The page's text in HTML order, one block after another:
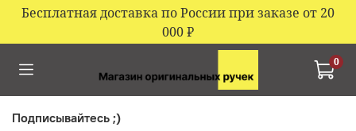
Бесплатная доставка по России при заказе от 20
000₽
0
Подписывайтесь ;)